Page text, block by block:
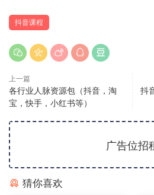
抖音课程
上一篇
各行业人脉资源包（抖音，淘
宝，快手，小红书等）
抖
广告位招
猜你喜欢